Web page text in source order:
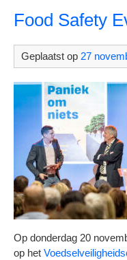
Food Safety
Geplaatst op 27
Op donderdag 20
op het